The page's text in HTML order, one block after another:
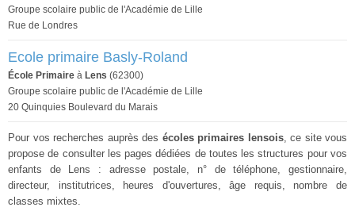
Groupe scolaire public de l'Académie de Lille
Rue de Londres
Ecole primaire Basly-Roland
École Primaire à Lens (62300)
Groupe scolaire public de l'Académie de Lille
20 Quinquies Boulevard du Marais
Pour vos recherches auprès des écoles primaires lensois, ce site vous
propose de consulter les pages dédiées de toutes les structures pour vos
enfants de Lens : adresse postale, n° de téléphone, gestionnaire,
directeur, institutrices, heures d'ouvertures, âge requis, nombre de
classes mixtes.